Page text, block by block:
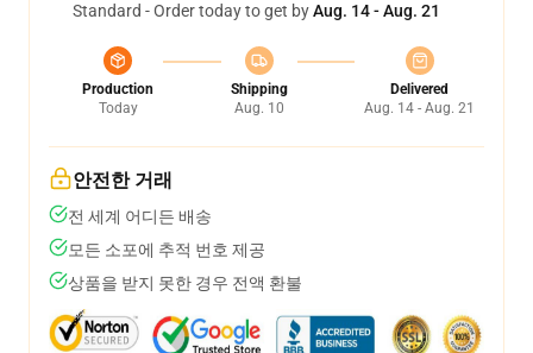
Standard - Order today to get byAug. 14 - Aug. 21
Production
Today
Shipping
Aug. 10
Delivered
Aug. 14 - Aug. 21
안전한 거래
전 세계 어디든 배송
모든 소포에 추적 번호 제공
상품을 받지 못한 경우 전액 환불